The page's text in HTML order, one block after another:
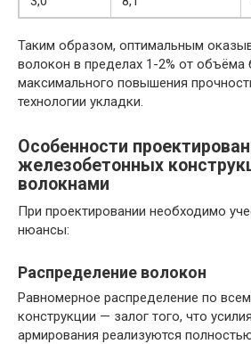
Таким образом, оптимальным
волокон в пределах 1-2% от объёма
максимального повышения
технологии укладки.
Особенности
железобетонных
волокнами
При проектировании необходимо
нюансы:
Распределение волокон
Равномерное распределение по
конструкции — залог того, что
армирования реализуются